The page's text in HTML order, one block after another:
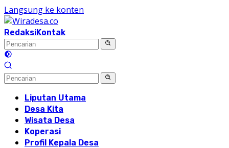
Langsung ke konten
RedaksiKontak
Liputan Utama
Desa Kita
Wisata Desa
Koperasi
Profil Kepala Desa